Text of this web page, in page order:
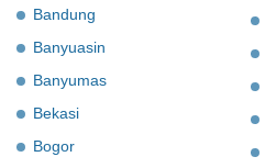
Bandung
Banyuasin
Banyumas
Bekasi
Bogor